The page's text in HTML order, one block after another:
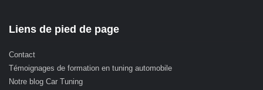
Liens de pied de page
Contact
Témoignages de formation en tuning automobile
Notre blog Car Tuning